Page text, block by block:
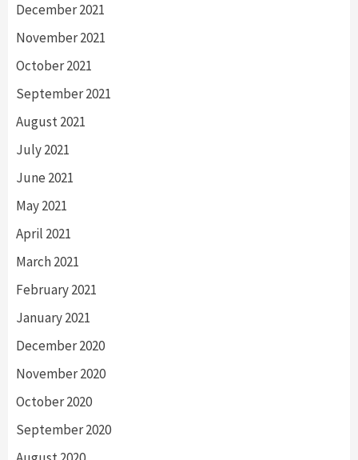
December 2021
November 2021
October 2021
September 2021
August 2021
July 2021
June 2021
May 2021
April 2021
March 2021
February 2021
January 2021
December 2020
November 2020
October 2020
September 2020